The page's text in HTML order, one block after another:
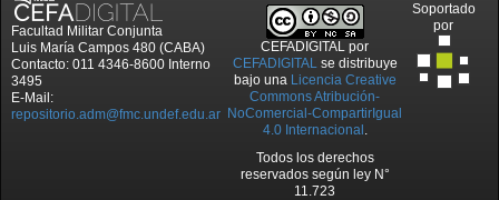
Facultad Militar Conjunta
Luis María Campos 480 (CABA)
Contacto: 011 4346-8600 Interno
3495
E-Mail:
repositorio.adm@fmc.undef.edu.ar
CEFADIGITAL por
CEFADIGITALse distribuye
bajo una Licencia Creative
Commons Atribución-
NoComercial-CompartirIgual
4.0 Internacional .
Todos los derechos
reservados según ley N°
11.723
Soportado
por